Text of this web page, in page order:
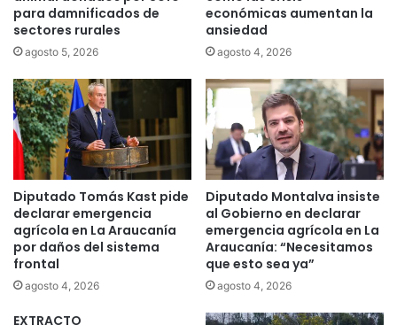
para damnificados de
sectores rurales
agosto 5, 2026
económicas aumentan la
ansiedad
agosto 4, 2026
Diputado Tomás Kast pide
declarar emergencia
agrícola en La Araucanía
por daños del sistema
frontal
agosto 4, 2026
Diputado Montalva insiste
al Gobierno en declarar
emergencia agrícola en La
Araucanía: “Necesitamos
que esto sea ya”
agosto 4, 2026
EXTRACTO